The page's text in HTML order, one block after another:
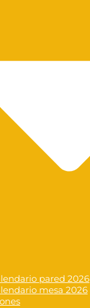
pared 2026
mesa 2026